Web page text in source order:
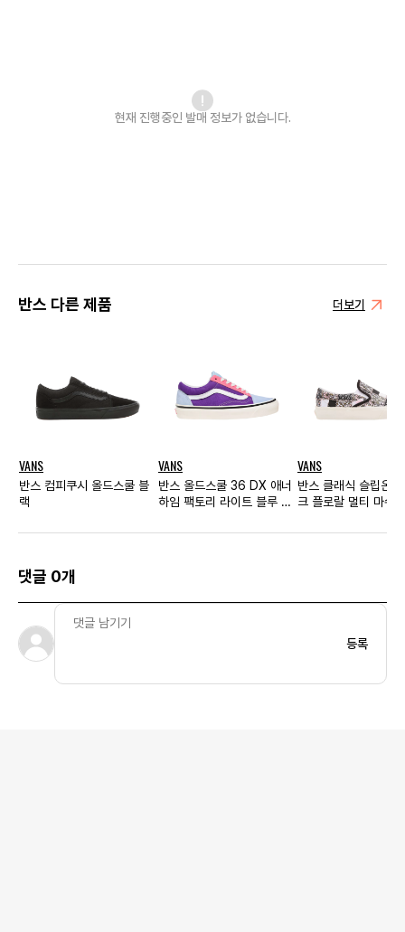
현재 진행중인 발매 정보가 없습니다.
반스 다른 제품 더보기
VANS
반스 컴피쿠시 올드스쿨 블
랙
VANS
반스 올드스쿨 36 DX 애너
하임 팩토리 라이트 블루 퍼
VANS
반스 클래식 슬립온
크 플로랄 멀티 마쉬
댓글 0개
등록